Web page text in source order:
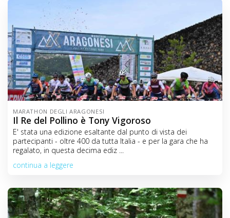
MARATHON DEGLI ARAGONESI
Il Re del Pollino è Tony Vigoroso
E' stata una edizione esaltante dal punto di vista dei
partecipanti - oltre 400 da tutta Italia - e per la gara che ha
regalato, in questa decima ediz ...
continua a leggere